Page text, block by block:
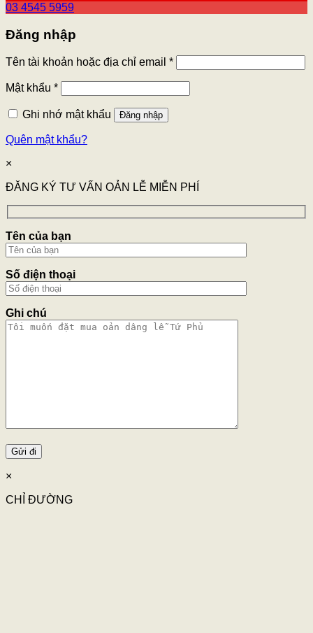
03 4545 5959
Đăng nhập
Tên tài khoản hoặc địa chỉ email *
Mật khẩu *
Ghi nhớ mật khẩu Đăng nhập
Quên mật khẩu?
×
ĐĂNG KÝ TƯ VẤN OẢN LỄ MIỄN PHÍ
Tên của bạn
Số điện thoại
Ghi chú
×
CHỈ ĐƯỜNG